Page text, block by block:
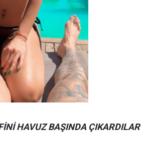
HAVUZ BAŞINDA ÇIKARDILAR